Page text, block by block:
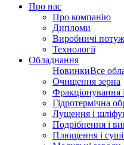
Про нас
Про компанію
Дипломи
Виробничі
Технології
Обладнання
НовинкиВсе
Очищення зерна
Фракціонування
Гідротермічна
Лущення і
Подрібнення і
Плющення і